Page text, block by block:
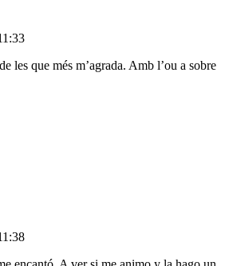
les que més m’agrada. Amb l’ou a sobre